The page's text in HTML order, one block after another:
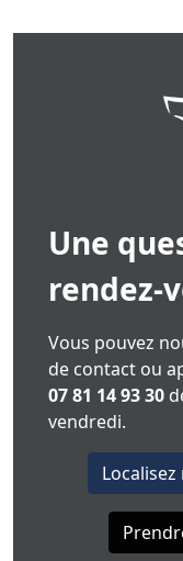
Une
rendez-
Vous pouvez
de contact ou
07 81 14 93 30
vendredi.